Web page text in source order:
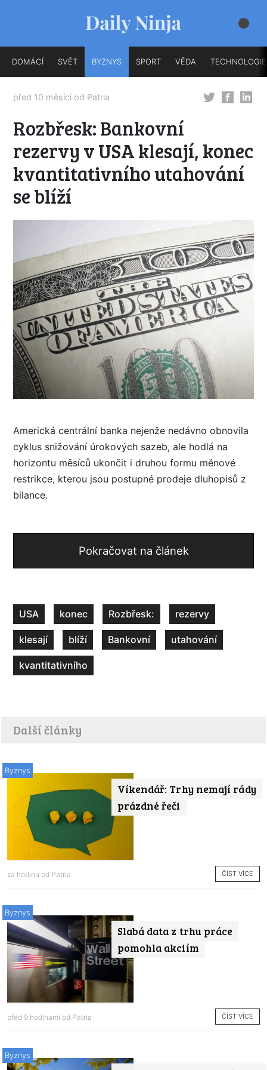
DOMÁCÍ SVĚT BYZNYS SPORT VĚDA TECHNOLOGIE
před 10 měsíci od Patria
Rozbřesk: Bankovní
rezervy v USA klesají, konec
kvantitativního utahování
se blíží
Americká centrální banka nejenže nedávno obnovila
cyklus snižování úrokových sazeb, ale hodlá na
horizontu měsíců ukončit i druhou formu měnové
restrikce, kterou jsou postupné prodeje dluhopisů z
bilance.
Pokračovat na článek
USA konec Rozbřesk: rezervy
klesají blíží Bankovní utahování
kvantitativního
Další články
Víkendář: Trhy nemají rády
prázdné řeči
Byznys
za hodinu od Patria ČÍST VÍCE
Slabá data z trhu práce
pomohla akciím
Byznys
před 9 hodinami od Patria ČÍST VÍCE
Byznys